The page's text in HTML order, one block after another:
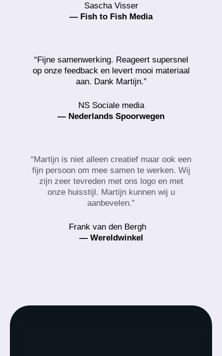
Sascha Visser
— Fish to Fish Media
“Fijne samenwerking. Reageert supersnel
op onze feedback en levert mooi materiaal
aan. Dank Martijn.”
NS Sociale media
— Nederlands Spoorwegen
“Martijn is niet alleen creatief maar ook een
fijn persoon om mee samen te werken. Wij
zijn zeer tevreden met ons logo en met
onze huisstijl. Martijn kunnen wij u
aanbevelen.”
Frank van den Bergh
— Wereldwinkel